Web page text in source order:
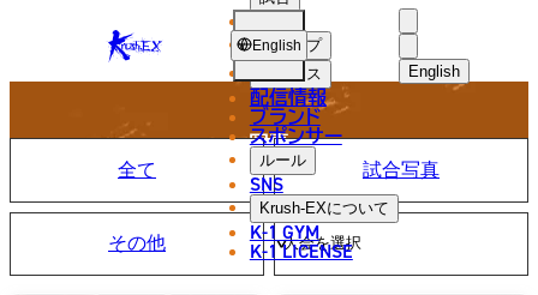
KRUSH-
EX
English
ショップ
ニュース
配信情報
ブランド
スポンサー
ルール
SNS
Krush-EXについて
K-1 GYM
K-1 LICENSE
English
PHOTO
写真
全て 試合写真
その他